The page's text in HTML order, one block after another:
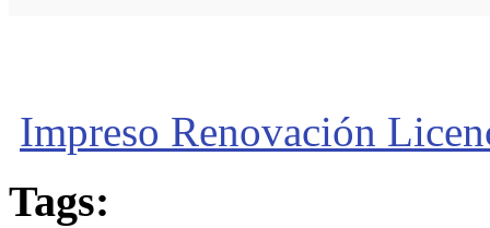
Impreso Renovación
Tags: